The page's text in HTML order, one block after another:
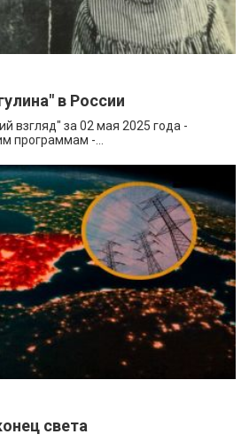
в России
взгляд" за 02 мая 2025 года -
программам -...
света